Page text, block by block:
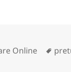
Online